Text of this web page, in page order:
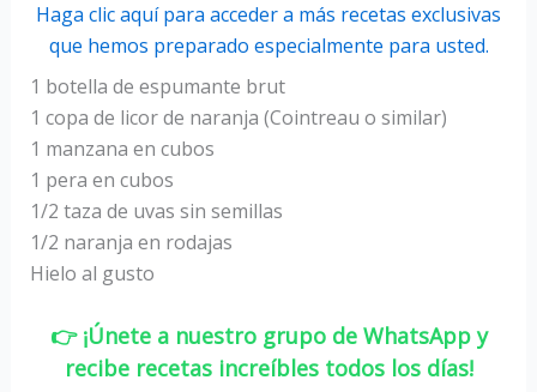
Haga clic aquí para acceder a más recetas exclusivas
que hemos preparado especialmente para usted.
1 botella de espumante brut
1 copa de licor de naranja (Cointreau o similar)
1 manzana en cubos
1 pera en cubos
1/2 taza de uvas sin semillas
1/2 naranja en rodajas
Hielo al gusto
👉 ¡Únete a nuestro grupo de WhatsApp y
recibe recetas increíbles todos los días!